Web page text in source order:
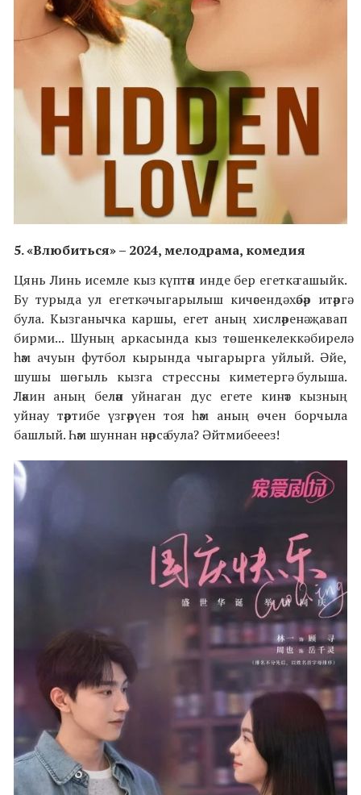
5.«Влюбиться» – 2024,мелодрама, комедия
Цянь Линь исемле кыз күптән инде бер егеткә гашыйк.
Бу турыда ул егеткә чыгарылыш кичәсендә хәбәр итәргә
була. Кызганычка каршы, егет аның хисләренә җавап
бирми... Шуның аркасында кыз төшенкелеккә бирелә
һәм ачуын футбол кырында чыгарырга уйлый. Әйе,
шушы шөгыль кызга стрессны киметергә булыша.
Ләкин аның белән уйнаган дус егете кинәт кызның
уйнау тәртибе үзгәрүен тоя һәм аның өчен борчыла
башлый. Һәм шуннан нәрсә була? Әйтмибееез!